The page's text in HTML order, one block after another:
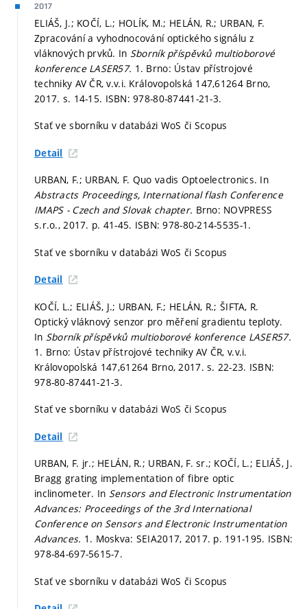
2017
ELIÁŠ, J.; KOČÍ, L.; HOLÍK, M.; HELÁN, R.; URBAN, F.
Zpracování a vyhodnocování optického signálu z
vláknových prvků. In Sborník příspěvků multioborové
konference LASER57. 1. Brno: Ústav přístrojové
techniky AV ČR, v.v.i. Královopolská 147,61264 Brno,
2017. s. 14-15. ISBN: 978-80-87441-21-3.
Stať ve sborníku v databázi WoS či Scopus
Detail
URBAN, F.; URBAN, F. Quo vadis Optoelectronics. In
Abstracts Proceedings, International flash Conference
IMAPS - Czech and Slovak chapter. Brno: NOVPRESS
s.r.o., 2017. p. 41-45. ISBN: 978-80-214-5535-1.
Stať ve sborníku v databázi WoS či Scopus
Detail
KOČÍ, L.; ELIÁŠ, J.; URBAN, F.; HELÁN, R.; ŠIFTA, R.
Optický vláknový senzor pro měření gradientu teploty.
In Sborník příspěvků multioborové konference LASER57.
1. Brno: Ústav přístrojové techniky AV ČR, v.v.i.
Královopolská 147,61264 Brno, 2017.s. 22-23. ISBN:
978-80-87441-21-3.
Stať ve sborníku v databázi WoS či Scopus
Detail
URBAN, F. jr.; HELÁN, R.; URBAN, F. sr.; KOČÍ, L.; ELIÁŠ, J.
Bragg grating implementation of fibre optic
inclinometer. In Sensors and Electronic Instrumentation
Advances: Proceedings of the 3rd International
Conference on Sensors and Electronic Instrumentation
Advances. 1. Moskva: SEIA2017, 2017. p. 191-195. ISBN:
978-84-697-5615-7.
Stať ve sborníku v databázi WoS či Scopus